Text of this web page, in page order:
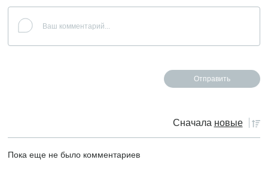
Сначала новые
Пока еще не было комментариев